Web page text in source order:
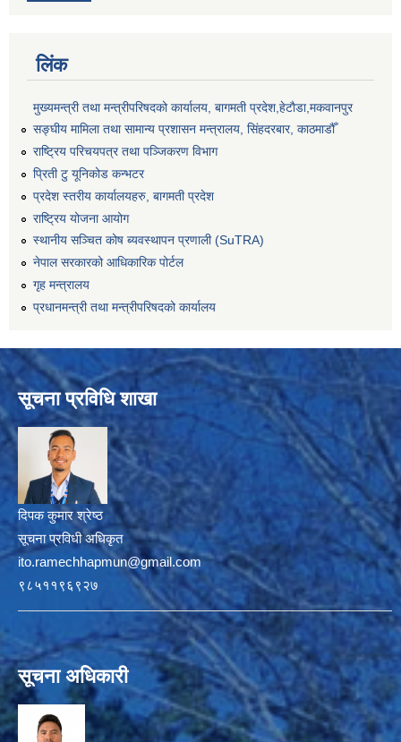
लिंक
मुख्यमन्त्री तथा मन्त्रीपरिषदको कार्यालय, बागमती प्रदेश,हेटाैडा,मकवानपुर
सङ्‍घीय मामिला तथा सामान्य प्रशासन मन्त्रालय, सिंहदरबार, काठमाडौँ
राष्ट्रिय परिचयपत्र तथा पञ्जिकरण विभाग
प्रिती टु यूनिकोड कन्भटर
प्रदेश स्तरीय कार्यालयहरु, बागमती प्रदेश
राष्ट्रिय योजना आयोग
स्थानीय सञ्चित कोष ब्यवस्थापन प्रणाली (SuTRA)
नेपाल सरकारको आधिकारिक पोर्टल
गृह मन्त्रालय
प्रधानमन्त्री तथा मन्त्रीपरिषदको कार्यालय
सूचना प्रविधि शाखा
दिपक कुमार श्रेष्ठ
सूचना प्रविधी अधिकृत
ito.ramechhapmun@gmail.com
९८५११९६९२७
सूचना अधिकारी